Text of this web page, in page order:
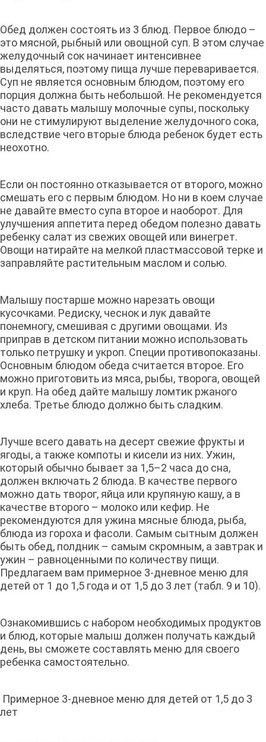
Обед должен состоять из 3 блюд. Первое блюдо –
это мясной, рыбный или овощной суп. В этом случае
желудочный сок начинает интенсивнее
выделяться, поэтому пища лучше переваривается.
Суп не является основным блюдом, поэтому его
порция должна быть небольшой. Не рекомендуется
часто давать малышу молочные супы, поскольку
они не стимулируют выделение желудочного сока,
вследствие чего вторые блюда ребенок будет есть
неохотно.
Если он постоянно отказывается от второго, можно
смешать его с первым блюдом. Но ни в коем случае
не давайте вместо супа второе и наоборот. Для
улучшения аппетита перед обедом полезно давать
ребенку салат из свежих овощей или винегрет.
Овощи натирайте на мелкой пластмассовой терке и
заправляйте растительным маслом и солью.
Малышу постарше можно нарезать овощи
кусочками. Редиску, чеснок и лук давайте
понемногу, смешивая с другими овощами. Из
приправ в детском питании можно использовать
только петрушку и укроп. Специи противопоказаны.
Основным блюдом обеда считается второе. Его
можно приготовить из мяса, рыбы, творога, овощей
и круп. На обед дайте малышу ломтик ржаного
хлеба. Третье блюдо должно быть сладким.
Лучше всего давать на десерт свежие фрукты и
ягоды, а также компоты и кисели из них. Ужин,
который обычно бывает за 1,5–2 часа до сна,
должен включать 2 блюда. В качестве первого
можно дать творог, яйца или крупяную кашу, а в
качестве второго – молоко или кефир. Не
рекомендуются для ужина мясные блюда, рыба,
блюда из гороха и фасоли. Самым сытным должен
быть обед, полдник – самым скромным, а завтрак и
ужин – равноценными по количеству пищи.
Предлагаем вам примерное 3-дневное меню для
детей от 1 до 1,5 года и от 1,5 до 3 лет (табл. 9 и 10).
Ознакомившись с набором необходимых продуктов
и блюд, которые малыш должен получать каждый
день, вы сможете составлять меню для своего
ребенка самостоятельно.
Примерное 3-дневное меню для детей от 1,5 до 3
лет